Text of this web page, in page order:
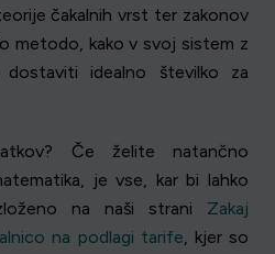
čakalnih vrst ter zakonov
metodo, kako v svoj sistem z
idealno številko za
Če želite natančno
je vse, kar bi lahko
na naši strani Zakaj
na podlagi tarife, kjer so